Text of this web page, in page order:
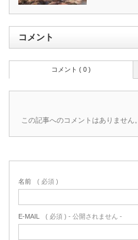
コメント
コメント ( 0 )
この記事へのコメントはありません。
名前 ( 必須 )
E-MAIL ( 必須 ) - 公開されません -